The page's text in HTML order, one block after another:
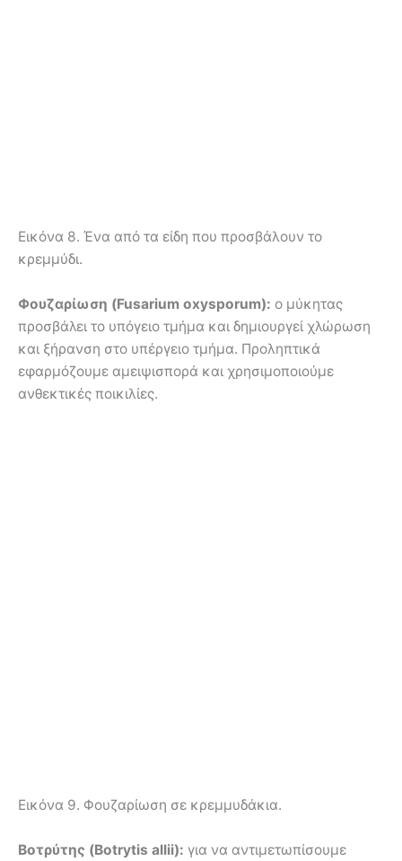
Εικόνα 8. Ένα από τα είδη που προσβάλουν το
κρεμμύδι.
Φουζαρίωση (Fusarium oxysporum): ο μύκητας
προσβάλει το υπόγειο τμήμα και δημιουργεί χλώρωση
και ξήρανση στο υπέργειο τμήμα. Προληπτικά
εφαρμόζουμε αμειψισπορά και χρησιμοποιούμε
ανθεκτικές ποικιλίες.
Εικόνα 9. Φουζαρίωση σε κρεμμυδάκια.
Βοτρύτης (Botrytis allii): για να αντιμετωπίσουμε